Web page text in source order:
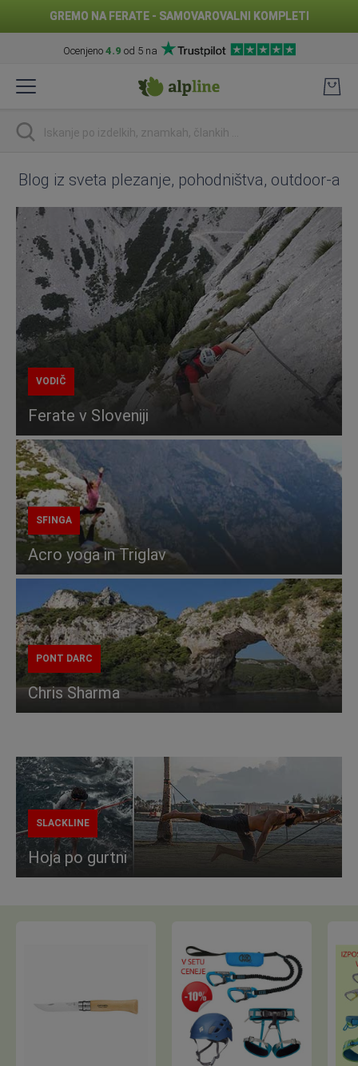
GREMO NA FERATE - SAMOVAROVALNI KOMPLETI
Ocenjeno 4.9 od 5 na
na
Iskanje
Blog iz sveta plezanje, pohodništva, outdoor-a
VODIČ
Ferate v Sloveniji
SFINGA
Acro yoga in Triglav
PONT DARC
Chris Sharma
SLACKLINE
Hoja po gurtni